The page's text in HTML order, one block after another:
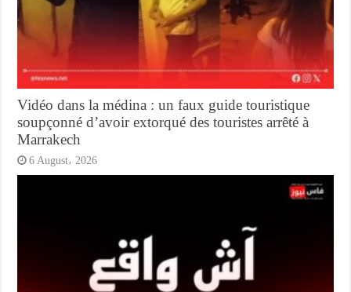
Vidéo dans la médina : un faux guide touristique
soupçonné d’avoir extorqué des touristes arrêté à
Marrakech
6 August، 2026